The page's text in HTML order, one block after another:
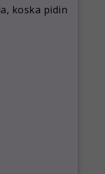
koska pidin